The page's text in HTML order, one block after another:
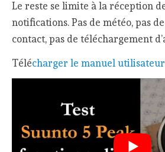
Le reste se limite à la réception
notifications. Pas de météo, pas
contact, pas de téléchargement
Télécharger le manuel utilisateur